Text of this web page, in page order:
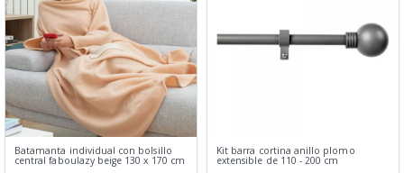
Batamanta individual con bolsillo
central faboulazy beige 130 x 170 cm
Kit barra cortina anillo plomo
extensible de 110 - 200 cm